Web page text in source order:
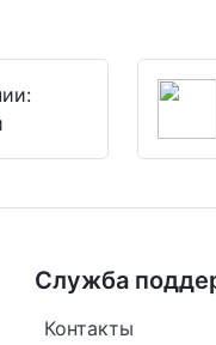
Служба
Контакты